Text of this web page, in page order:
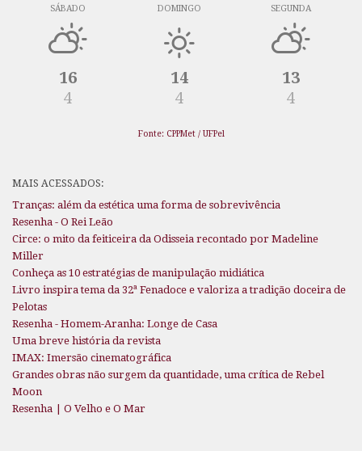
SÁBADO
16
4
DOMINGO
14
4
SEGUNDA
13
4
Fonte: CPPMet / UFPel
MAIS ACESSADOS:
Tranças: além da estética uma forma de sobrevivência
Resenha - O Rei Leão
Circe: o mito da feiticeira da Odisseia recontado por Madeline
Miller
Conheça as 10 estratégias de manipulação midiática
Livro inspira tema da 32ª Fenadoce e valoriza a tradição doceira de
Pelotas
Resenha - Homem-Aranha: Longe de Casa
Uma breve história da revista
IMAX: Imersão cinematográfica
Grandes obras não surgem da quantidade, uma crítica de Rebel
Moon
Resenha | O Velho e O Mar